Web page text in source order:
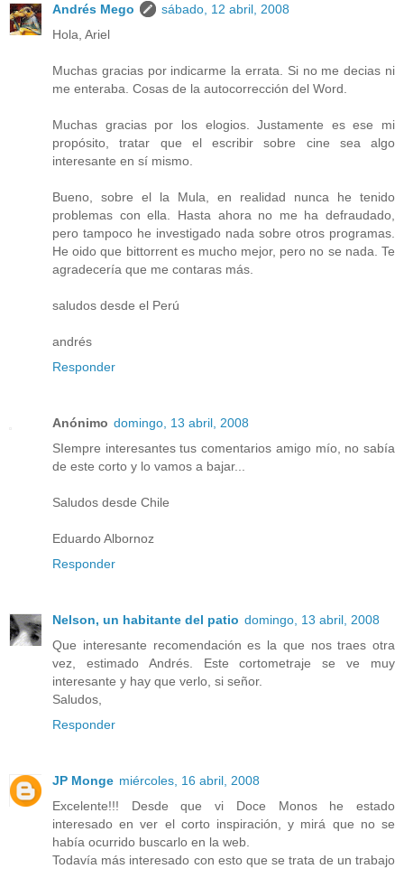
Andrés Mego
sábado, 12 abril, 2008
Hola, Ariel
Muchas gracias por indicarme la errata. Si no me decias ni
me enteraba. Cosas de la autocorrección del Word.
Muchas gracias por los elogios. Justamente es ese mi
propósito, tratar que el escribir sobre cine sea algo
interesante en sí mismo.
Bueno, sobre el la Mula, en realidad nunca he tenido
problemas con ella. Hasta ahora no me ha defraudado,
pero tampoco he investigado nada sobre otros programas.
He oido que bittorrent es mucho mejor, pero no se nada. Te
agradecería que me contaras más.
saludos desde el Perú
andrés
Responder
Anónimo domingo, 13 abril, 2008
SIempre interesantes tus comentarios amigo mío, no sabía
de este corto y lo vamos a bajar...
Saludos desde Chile
Eduardo Albornoz
Responder
Nelson, un habitante del patio domingo, 13 abril, 2008
Que interesante recomendación es la que nos traes otra
vez, estimado Andrés. Este cortometraje se ve muy
interesante y hay que verlo, si señor.
Saludos,
Responder
JP Monge miércoles, 16 abril, 2008
Excelente!!! Desde que vi Doce Monos he estado
interesado en ver el corto inspiración, y mirá que no se
había ocurrido buscarlo en la web.
Todavía más interesado con esto que se trata de un trabajo